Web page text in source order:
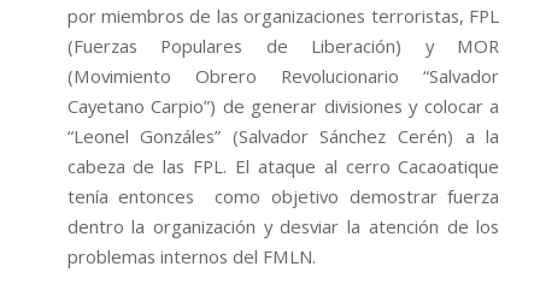
por miembros de las organizaciones terroristas, FPL
(Fuerzas Populares de Liberación) y MOR
(Movimiento Obrero Revolucionario “Salvador
Cayetano Carpio”) de generar divisiones y colocar a
“Leonel Gonzáles” (Salvador Sánchez Cerén) a la
cabeza de las FPL. El ataque al cerro Cacaoatique
tenía entonces como objetivo demostrar fuerza
dentro la organización y desviar la atención de los
problemas internos del FMLN.